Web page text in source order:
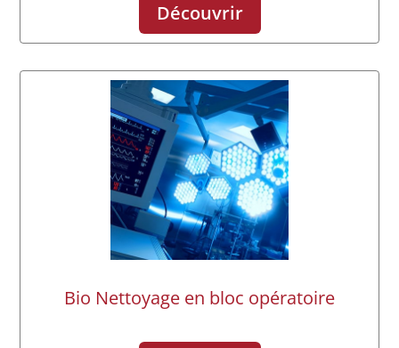
Découvrir
Bio Nettoyage en bloc opératoire